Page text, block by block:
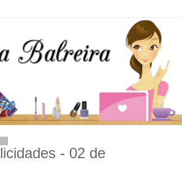
- 02 de